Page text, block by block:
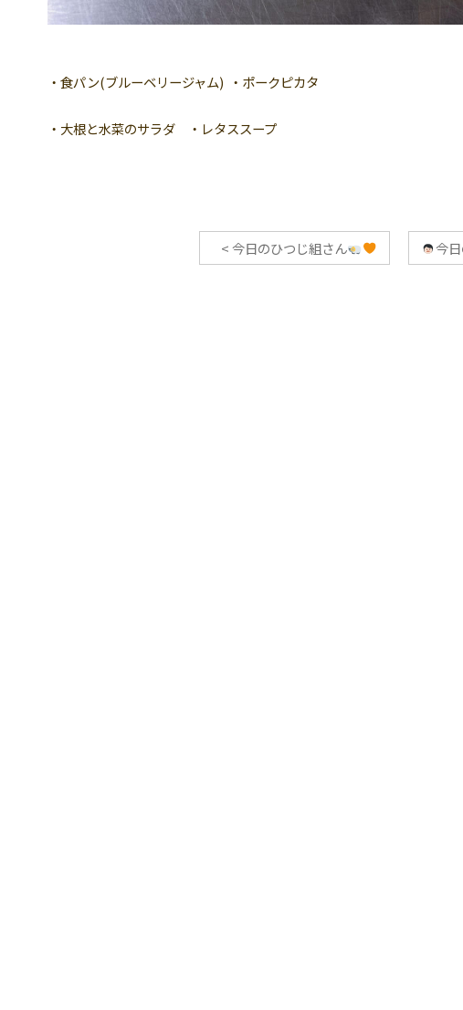
・食パン(ブルーベリージャム) ・ポークピカタ
・大根と水菜のサラダ ・レタススープ
< 今日のひつじ組さん 今